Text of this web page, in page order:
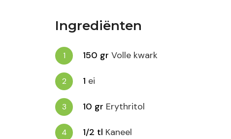
Ingrediënten
150 gr Volle kwark
1 ei
10 gr Erythritol
1/2 tl Kaneel